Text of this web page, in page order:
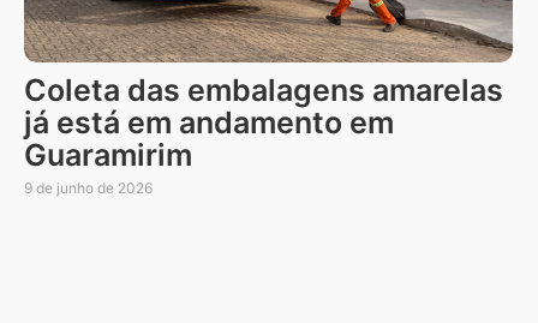
Coleta das embalagens amarelas
já está em andamento em
Guaramirim
9 de junho de 2026